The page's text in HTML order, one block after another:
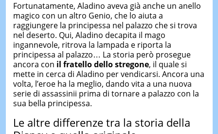
Fortunatamente, Aladino aveva già anche un anello
magico con un altro Genio, che lo aiuta a
raggiungere la principessa nel palazzo che si trova
nel deserto. Qui, Aladino decapita il mago
ingannevole, ritrova la lampada e riporta la
principessa al palazzo… La storia però prosegue
ancora con il fratello dello stregone, il quale si
mette in cerca di Aladino per vendicarsi. Ancora una
volta, l’eroe ha la meglio, dando vita a una nuova
serie di assassinii prima di tornare a palazzo con la
sua bella principessa.
Le altre differenze tra la storia della